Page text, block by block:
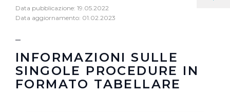
Data pubblicazione: 19.05.2022
Data aggiornamento: 01.02.2023
INFORMAZIONI SULLE
SINGOLE PROCEDURE IN
FORMATO TABELLARE